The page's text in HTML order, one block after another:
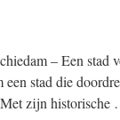
– Een stad
stad die
Met zijn historische